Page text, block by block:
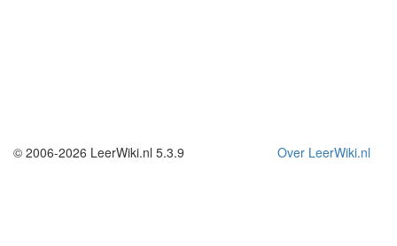
Over LeerWiki.nl
© 2006-2026 LeerWiki.nl 5.3.9